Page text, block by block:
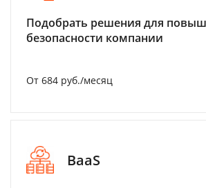
Подобрать решения для
безопасности компании
От 684 руб./месяц
BaaS